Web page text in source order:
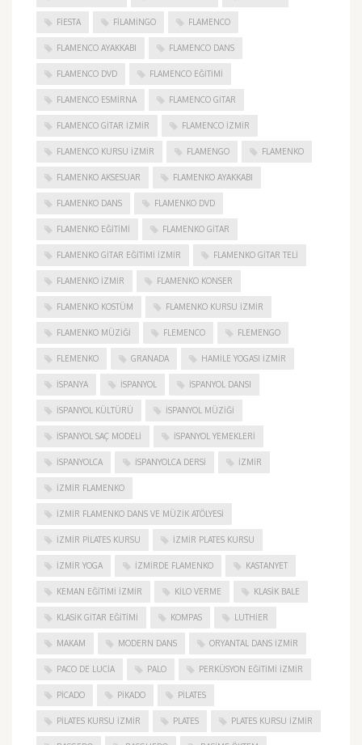
FIESTA FILAMINGO FLAMENCO
FLAMENCO AYAKKABI FLAMENCO DANS
FLAMENCO DVD FLAMENCO EĞITIMI
FLAMENCO ESMIRNA FLAMENCO GITAR
FLAMENCO GITAR İZMIR FLAMENCO IZMIR
FLAMENCO KURSU İZMIR FLAMENGO FLAMENKO
FLAMENKO AKSESUAR FLAMENKO AYAKKABI
FLAMENKO DANS FLAMENKO DVD
FLAMENKO EĞITIMI FLAMENKO GITAR
FLAMENKO GITAR EĞITIMI İZMIR FLAMENKO GITAR TELI
FLAMENKO IZMIR FLAMENKO KONSER
FLAMENKO KOSTÜM FLAMENKO KURSU İZMIR
FLAMENKO MÜZIĞI FLEMENCO FLEMENGO
FLEMENKO GRANADA HAMILE YOGASI İZMIR
ISPANYA İSPANYOL İSPANYOL DANSI
İSPANYOL KÜLTÜRÜ İSPANYOL MÜZIĞI
İSPANYOL SAÇ MODELI İSPANYOL YEMEKLERI
İSPANYOLCA İSPANYOLCA DERSI IZMIR
IZMIR FLAMENKO
İZMIR FLAMENKO DANS VE MÜZIK ATÖLYESI
İZMIR PILATES KURSU İZMIR PLATES KURSU
İZMIR YOGA IZMIRDE FLAMENKO KASTANYET
KEMAN EĞITIMI İZMIR KILO VERME KLASIK BALE
KLASIK GITAR EĞITIMI KOMPAS LUTHIER
MAKAM MODERN DANS ORYANTAL DANS İZMIR
PACO DE LUCIA PALO PERKÜSYON EĞITIMI İZMIR
PICADO PIKADO PILATES
PILATES KURSU İZMIR PLATES PLATES KURSU İZMIR